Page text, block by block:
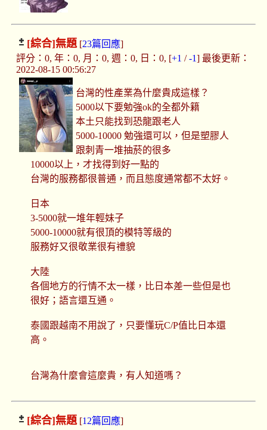
[綜合]無題[23篇回應]
評分：0, 年：0, 月：0, 週：0, 日：0, [+1 /-1] 最後更新：
2022-08-15 00:56:27
台灣的性產業為什麼貴成這樣？
5000以下要勉強ok的全都外籍
本土只能找到恐龍跟老人
5000-10000 勉強還可以，但是塑膠人
跟刺青一堆抽菸的很多
10000以上，才找得到好一點的
台灣的服務都很普通，而且態度通常都不太好。
日本
3-5000就一堆年輕妹子
5000-10000就有很頂的模特等級的
服務好又很敬業很有禮貌
大陸
各個地方的行情不太一樣，比日本差一些但是也
很好；語言還互通。
泰國跟越南不用說了，只要懂玩C/P值比日本還
高。
台灣為什麼會這麼貴，有人知道嗎？
[綜合]無題[12篇回應]